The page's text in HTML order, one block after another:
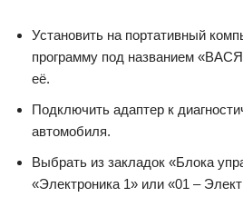
Установить на портативный
программу под названием «ВАСЯ
её.
Подключить адаптер к
автомобиля.
Выбрать из закладок «Блока
«Электроника 1» или «01 –